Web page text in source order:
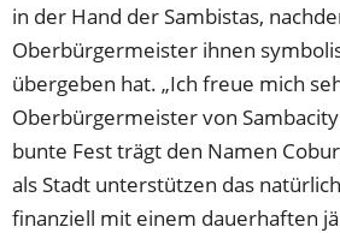
in der Hand der Sambistas,
Oberbürgermeister ihnen
übergeben hat. „Ich freue mich
Oberbürgermeister von
bunte Fest trägt den Namen
als Stadt unterstützen das
finanziell mit einem dauerhaften